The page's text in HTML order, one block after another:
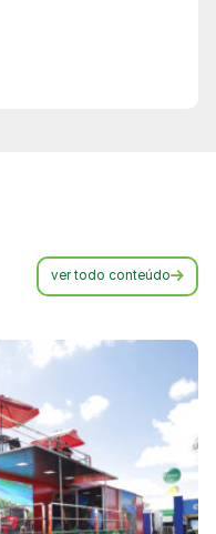
ver todo conteúdo